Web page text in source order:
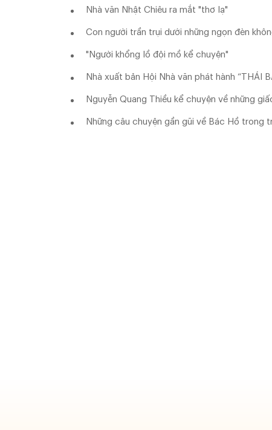
Nhà văn Nhật Chiêu ra mắt "thơ lạ"
Con người trần trụi dưới những ngọn đèn
"Người khổng lồ đội mồ kể chuyện"
Nhà xuất bản Hội Nhà văn phát hành “THÁI
Nguyễn Quang Thiều kể chuyện về những
Những câu chuyện gần gũi về Bác Hồ trong